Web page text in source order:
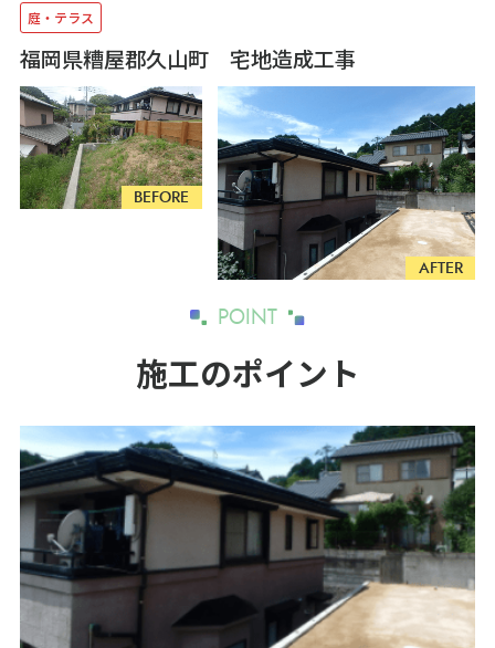
お問い合わせ
営業時間: 09:00~19:00
092-963-1999
Zoomでオンラインでの相談も可能です
ご相談・お見積りのご依頼
庭・テラス
福岡県糟屋郡久山町 宅地造成工事
BEFORE
AFTER
POINT
施工のポイント